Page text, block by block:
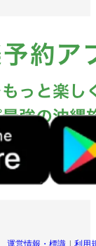
運営情報・標識 利用